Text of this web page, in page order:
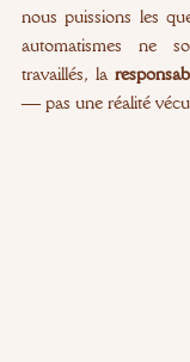
nous puissions les
automatismes ne
travaillés, la
— pas une réalité